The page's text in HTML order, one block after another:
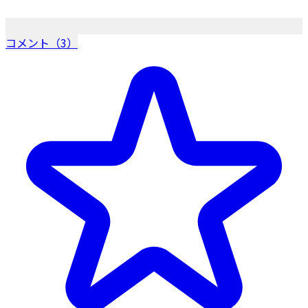
コメント（3）